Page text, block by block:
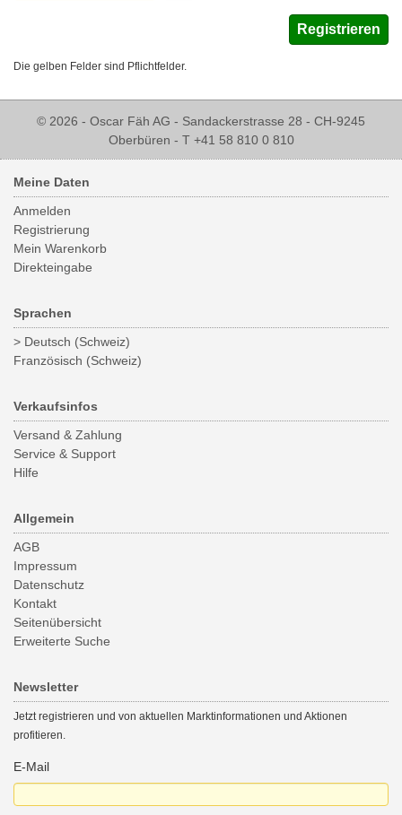
Die gelben Felder sind Pflichtfelder.
© 2026 - Oscar Fäh AG - Sandackerstrasse 28 - CH-9245
Oberbüren - T +41 58 810 0 810
Meine Daten
Anmelden
Registrierung
Mein Warenkorb
Direkteingabe
Sprachen
> Deutsch (Schweiz)
Französisch (Schweiz)
Verkaufsinfos
Versand & Zahlung
Service & Support
Hilfe
Allgemein
AGB
Impressum
Datenschutz
Kontakt
Seitenübersicht
Erweiterte Suche
Newsletter
Jetzt registrieren und von aktuellen Marktinformationen und Aktionen
profitieren.
E-Mail